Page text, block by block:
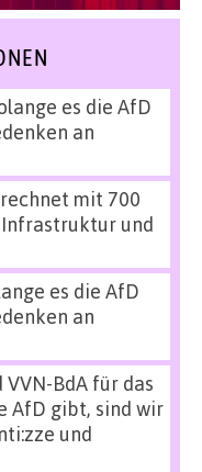
es die AfD
an
rechnet mit 700
und
es die AfD
an
VVN-BdA für das
AfD gibt, sind wir
und